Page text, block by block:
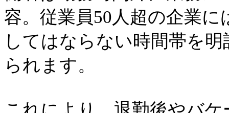
容。従業員50人超の企業
してはならない時間帯を
られます。